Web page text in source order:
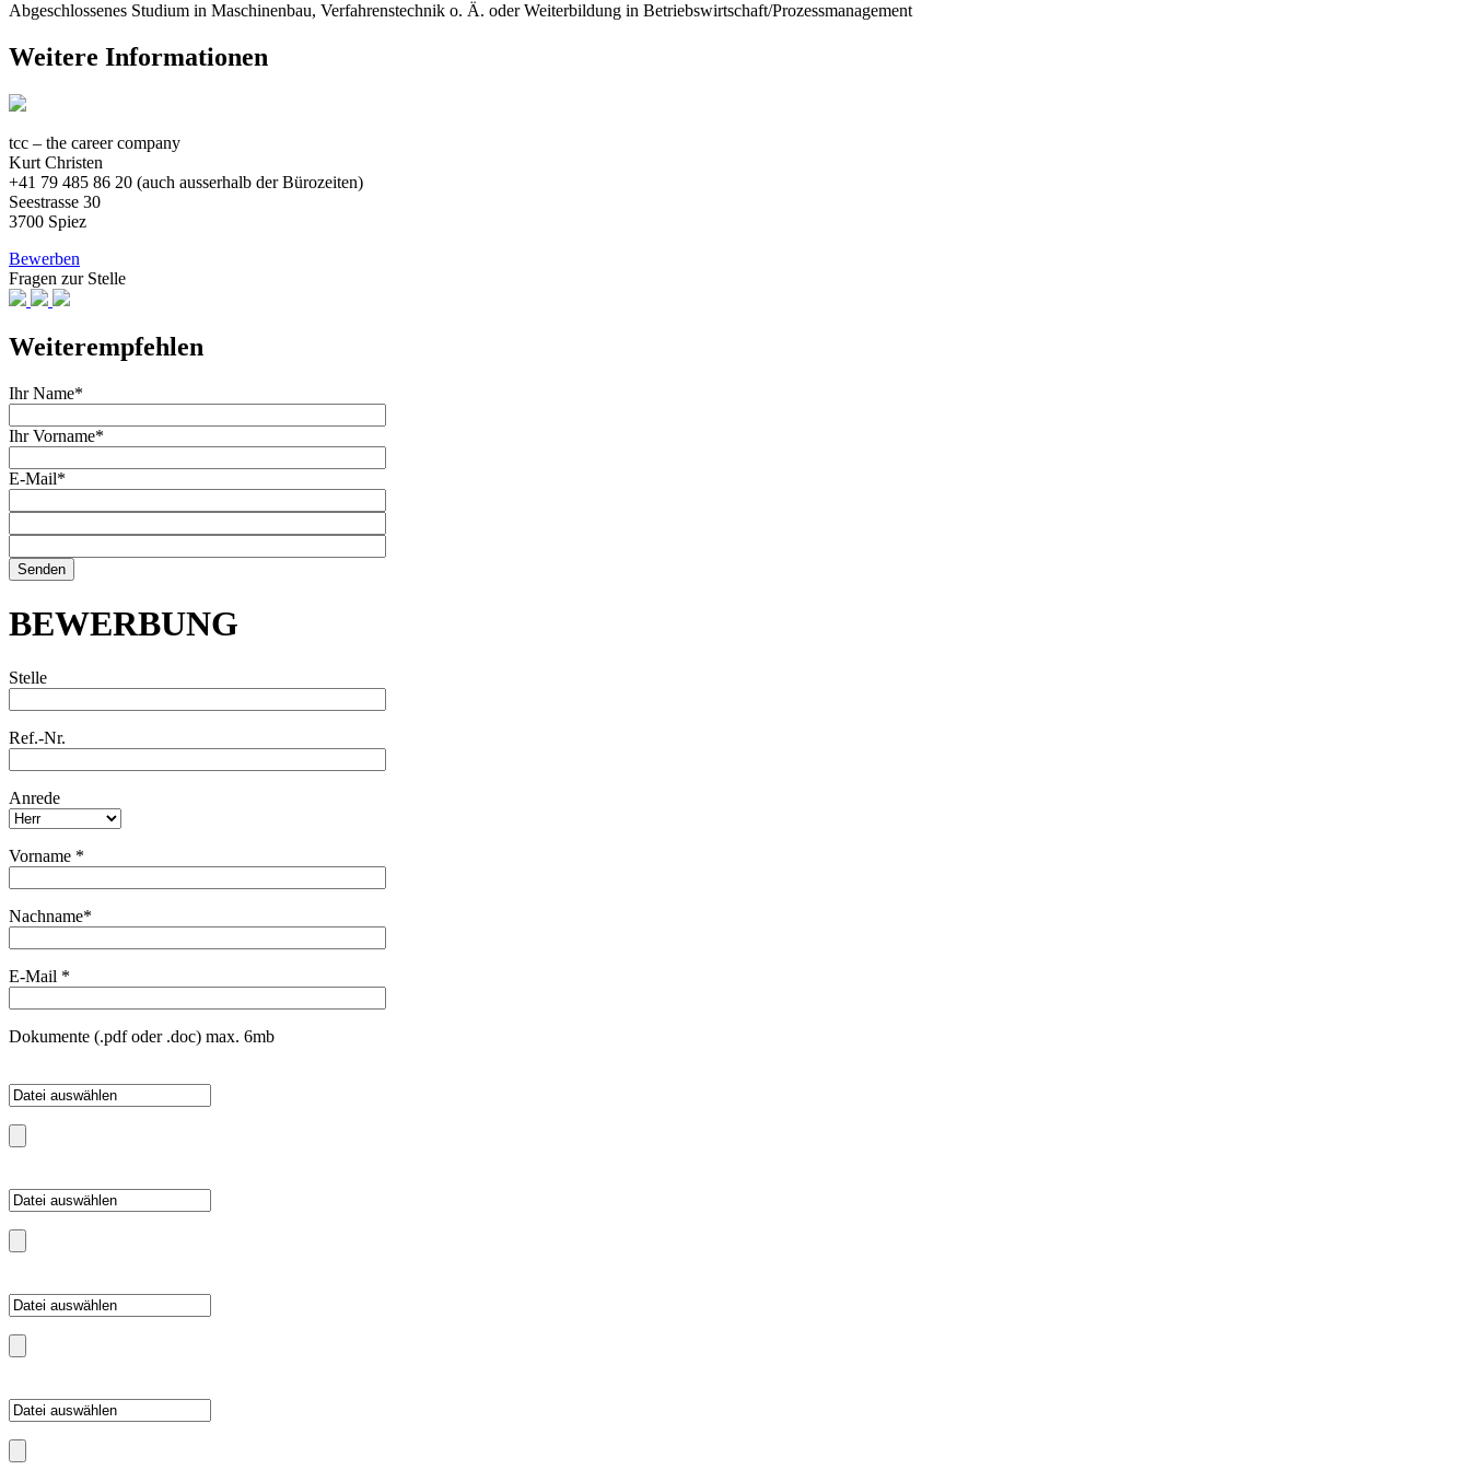
Abgeschlossenes Studium in Maschinenbau, Verfahrenstechnik o. Ä. oder Weiterbildung in Betriebswirtschaft/Prozessmanagement
Weitere Informationen
tcc – the career company
Kurt Christen
+41 79 485 86 20 (auch ausserhalb der Bürozeiten)
Seestrasse 30
3700 Spiez
Bewerben
Fragen zur Stelle
Weiterempfehlen
Ihr Name*
Ihr Vorname*
E-Mail*
BEWERBUNG
Stelle
Ref.-Nr.
Anrede
Vorname *
Nachname*
E-Mail *
Dokumente (.pdf oder .doc) max. 6mb